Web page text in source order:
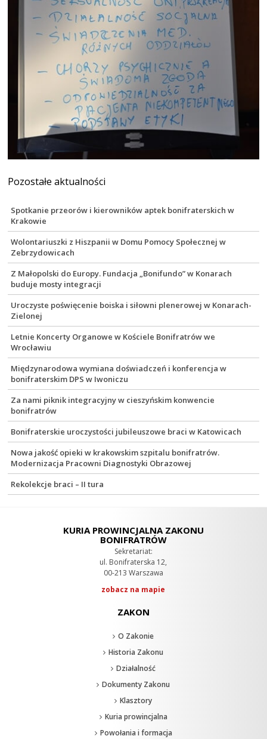
Pozostałe aktualności
Spotkanie przeorów i kierowników aptek bonifraterskich w
Krakowie
Wolontariuszki z Hiszpanii w Domu Pomocy Społecznej w
Zebrzydowicach
Z Małopolski do Europy. Fundacja „Bonifundo” w Konarach
buduje mosty integracji
Uroczyste poświęcenie boiska i siłowni plenerowej w Konarach-
Zielonej
Letnie Koncerty Organowe w Kościele Bonifratrów we
Wrocławiu
Międzynarodowa wymiana doświadczeń i konferencja w
bonifraterskim DPS w Iwoniczu
Za nami piknik integracyjny w cieszyńskim konwencie
bonifratrów
Bonifraterskie uroczystości jubileuszowe braci w Katowicach
Nowa jakość opieki w krakowskim szpitalu bonifratrów.
Modernizacja Pracowni Diagnostyki Obrazowej
Rekolekcje braci – II tura
KURIA PROWINCJALNA ZAKONU
BONIFRATRÓW
Sekretariat:
ul. Bonifraterska 12,
00-213 Warszawa
zobacz na mapie
ZAKON
O Zakonie
Historia Zakonu
Działalność
Dokumenty Zakonu
Klasztory
Kuria prowincjalna
Powołania i formacja